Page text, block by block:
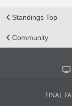
Standings Top
Community